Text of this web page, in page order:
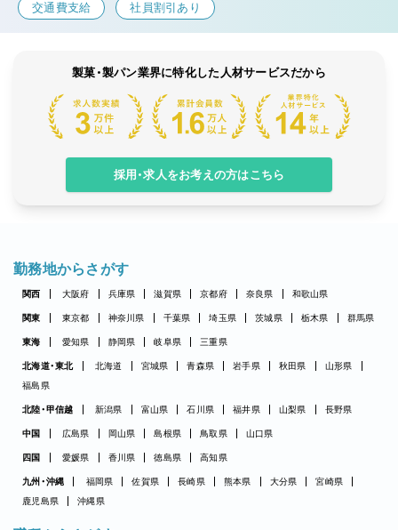
交通費支給 社員割引あり
製菓・製パン業界に特化した人材サービスだから
採用・求人をお考えの方はこちら
勤務地からさがす
関西 大阪府 兵庫県 滋賀県 京都府 奈良県 和歌山県
関東 東京都 神奈川県 千葉県 埼玉県 茨城県 栃木県 群馬県
東海 愛知県 静岡県 岐阜県 三重県
北海道・東北 北海道 宮城県 青森県 岩手県 秋田県
山形県
福島県
北陸・甲信越 新潟県 富山県 石川県 福井県 山梨県 長野県
中国 広島県 岡山県 島根県 鳥取県 山口県
四国 愛媛県 香川県 徳島県 高知県
九州・沖縄 福岡県 佐賀県 長崎県 熊本県 大分県
宮崎県
鹿児島県
沖縄県